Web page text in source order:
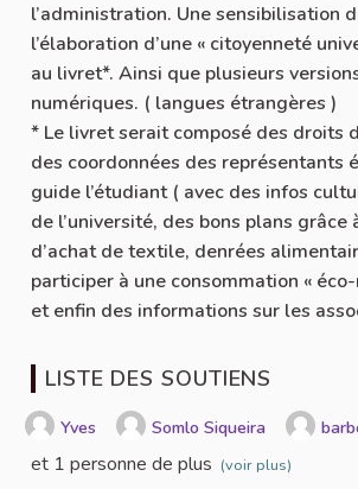
l’administration. Une sensibilisation
l’élaboration d’une « citoyenneté
au livret*. Ainsi que plusieurs
numériques. ( langues étrangères )
* Le livret serait composé des droits
des coordonnées des représentants
guide l’étudiant ( avec des infos
de l’université, des bons plans grâce
d’achat de textile, denrées
participer à une consommation «
et enfin des informations sur les
LISTE DES SOUTIENS
Yves Somlo Siqueira
et 1 personne de plus (voir plus)